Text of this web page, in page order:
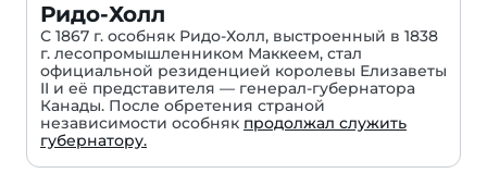
Ридо-Холл
С 1867 г. особняк Ридо-Холл, выстроенный в 1838
г. лесопромышленником Маккеем, стал
официальной резиденцией королевы Елизаветы
II и её представителя — генерал-губернатора
Канады. После обретения страной
независимости особняк продолжал служить
губернатору.